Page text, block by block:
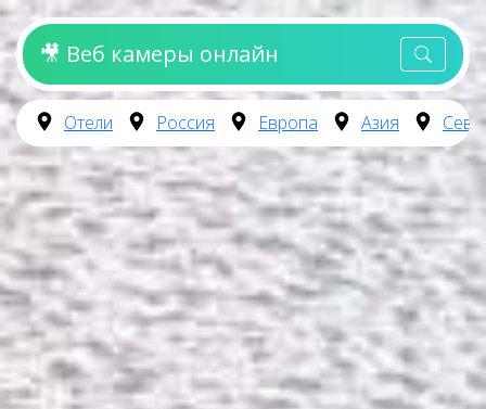
🎥 Веб камеры онлайн
Отели Россия Европа Азия